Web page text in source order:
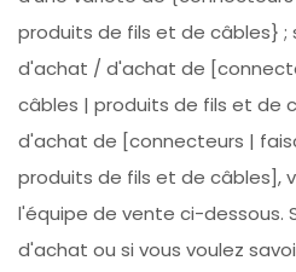
produits de fils et de câbles} ;
d'achat / d'achat de
câbles | produits de fils et de
d'achat de [connecteurs |
produits de fils et de câbles],
l'équipe de vente ci-dessous.
d'achat ou si vous voulez